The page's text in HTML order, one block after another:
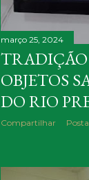
março 25, 2024
TRADIÇÃO
OBJETOS
DO RIO
Compartilhar